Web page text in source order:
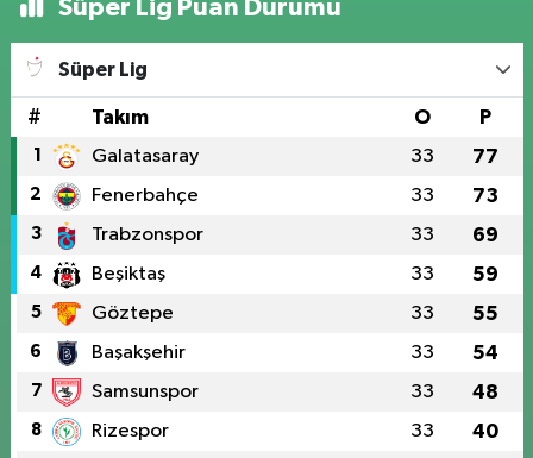
Süper Lig Puan Durumu
Süper Lig
# Takım O P
1 Galatasaray 33 77
2 Fenerbahçe 33 73
3 Trabzonspor 33 69
4 Beşiktaş 33 59
5 Göztepe 33 55
6 Başakşehir 33 54
7 Samsunspor 33 48
8 Rizespor 33 40